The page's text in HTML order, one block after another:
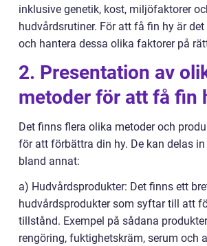
inklusive genetik, kost, miljöfaktorer
hudvårdsrutiner. För att få fin hy är
och hantera dessa olika faktorer på
2. Presentation av
metoder för att få fin
Det finns flera olika metoder och
för att förbättra din hy. De kan delas
bland annat:
a) Hudvårdsprodukter: Det finns ett
hudvårdsprodukter som syftar till att
tillstånd. Exempel på sådana
rengöring, fuktighetskräm, serum och